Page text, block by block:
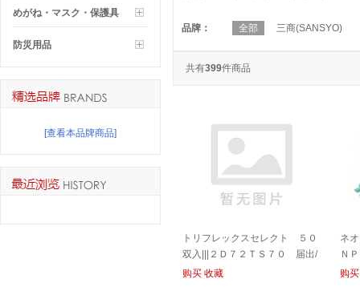
品牌： 全部 三商(SANSYO)
共有399件商品
トリフレックスセレクト ５０
双入|||２Ｄ７２ＴＳ７０ 届出/
三柔性选择50双输入| | |
购买 收藏
ネ
Ｎ
新
购买
めがね・マスク・保護具
防災用品
[查看本品牌商品]